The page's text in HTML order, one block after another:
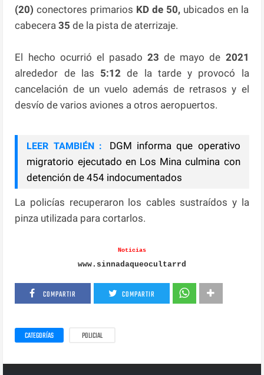
(20) conectores primarios KD de 50, ubicados en la
cabecera35de la pista de aterrizaje.
El hecho ocurrió el pasado23 de mayo de 2021
alrededor de las 5:12 de la tarde y provocó la
cancelación de un vuelo además de retrasos y el
desvío de varios aviones a otros aeropuertos.
LEER TAMBIÉN :
DGM informa que operativo
migratorio ejecutado en Los Mina culmina con
detención de 454 indocumentados
La policías recuperaron los cables sustraídos y la
pinza utilizada para cortarlos.
Noticias
www.sinnadaqueocultarrd
COMPARTIR COMPARTIR
CATEGORÍAS POLICIAL